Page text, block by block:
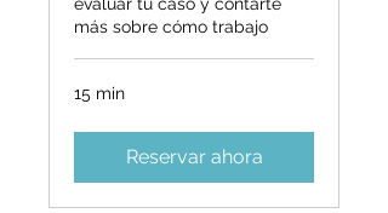
evaluar tu caso y contarte
más sobre cómo trabajo
15 min
Reservar ahora